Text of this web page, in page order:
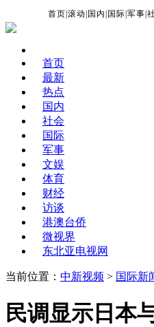
首页 |滚动 国内 国际 |军事 |
首页
最新
热点
国内
社会
国际
军事
文娱
体育
财经
访谈
港澳台侨
微视界
东北亚电视网
当前位置： 中新视频 > 国际新
民调显示日本